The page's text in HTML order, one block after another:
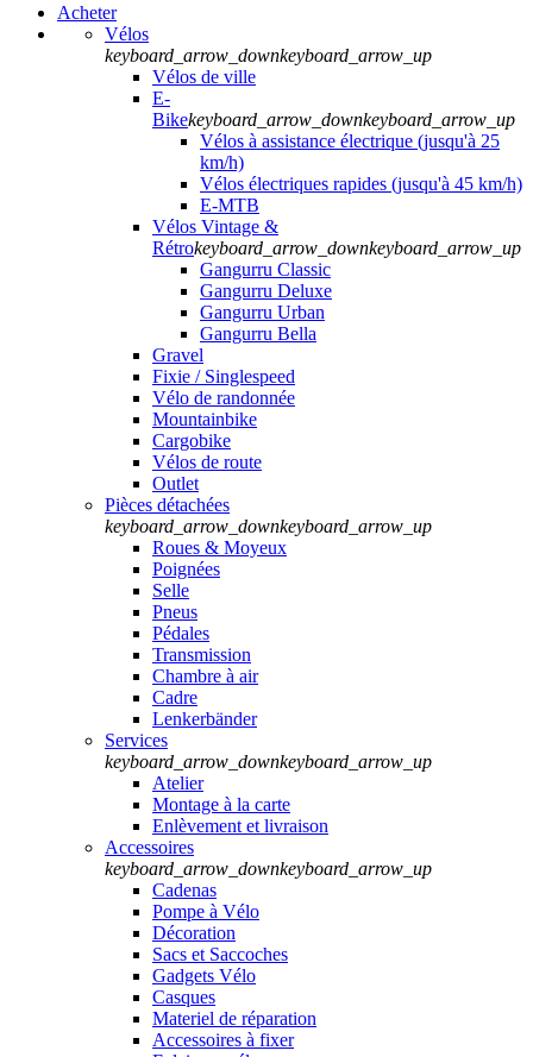
Acheter
Vélos
keyboard_arrow_downkeyboard_arrow_up
Vélos de ville
E-
Bikekeyboard_arrow_downkeyboard_arrow_up
Vélos à assistance électrique (jusqu'à 25
km/h)
Vélos électriques rapides (jusqu'à 45 km/h)
E-MTB
Vélos Vintage &
Rétrokeyboard_arrow_downkeyboard_arrow_up
Gangurru Classic
Gangurru Deluxe
Gangurru Urban
Gangurru Bella
Gravel
Fixie / Singlespeed
Vélo de randonnée
Mountainbike
Cargobike
Vélos de route
Outlet
Pièces détachées
keyboard_arrow_downkeyboard_arrow_up
Roues & Moyeux
Poignées
Selle
Pneus
Pédales
Transmission
Chambre à air
Cadre
Lenkerbänder
Services
keyboard_arrow_downkeyboard_arrow_up
Atelier
Montage à la carte
Enlèvement et livraison
Accessoires
keyboard_arrow_downkeyboard_arrow_up
Cadenas
Pompe à Vélo
Décoration
Sacs et Saccoches
Gadgets Vélo
Casques
Materiel de réparation
Accessoires à fixer